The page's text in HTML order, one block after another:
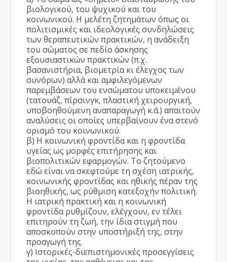
βιολογικού, του ψυχικού και του
κοινωνικού. Η μελέτη ζητημάτων όπως οι
πολιτισμικές και ιδεολογικές συνδηλώσεις
των θεραπευτικών πρακτικών, η ανάδειξη
του σώματος σε πεδίο άσκησης
εξουσιαστικών πρακτικών (π.χ.
βασανιστήρια, βιομετρία κι έλεγχος των
συνόρων) αλλά και αμφιλεγόμενων
παρεμβάσεων του ενσώματου υποκειμένου
(τατουάζ, πίρσινγκ, πλαστική χειρουργική,
υποβοηθούμενη αναπαραγωγή κ.ά.) απαιτούν
αναλύσεις οι οποίες υπερβαίνουν ένα στενό
ορισμό του κοινωνικού.
β) Η κοινωνική φροντίδα και η φροντίδα
υγείας ως μορφές επιτήρησης και
βιοπολιτικών εφαρμογών. Το ζητούμενο
εδώ είναι να σκεφτούμε τη σχέση ιατρικής,
κοινωνικής φροντίδας και ηθικής πέραν της
βιοηθικής, ως ρύθμιση κατεξοχήν πολιτική.
Η ιατρική πρακτική και η κοινωνική
φροντίδα ρυθμίζουν, ελέγχουν, εν τέλει
επιτηρούν τη ζωή, την ίδια στιγμή που
αποσκοπούν στην υποστήριξή της, στην
προαγωγή της.
γ) Ιστορικές-διεπιστημονικές προσεγγίσεις